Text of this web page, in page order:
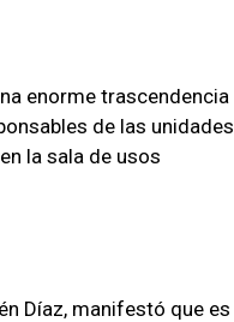
enorme trascendencia
de las unidades
la sala de usos
Díaz, manifestó que es